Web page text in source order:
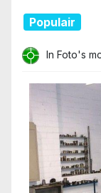
Populair
In Foto's